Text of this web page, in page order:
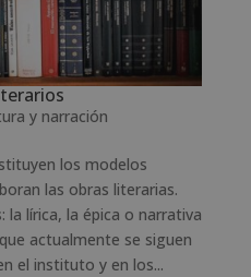
y narración
los modelos
las obras literarias.
lírica, la épica o narrativa
actualmente se siguen
el instituto y en los...